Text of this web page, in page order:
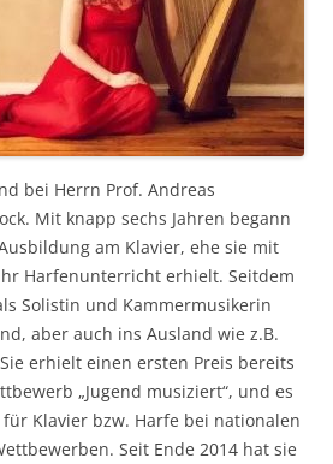
bei Herrn Prof. Andreas
Mit knapp sechs Jahren begann
am Klavier, ehe sie mit
Harfenunterricht erhielt. Seitdem
Solistin und Kammermusikerin
aber auch ins Ausland wie z.B.
erhielt einen ersten Preis bereits
„Jugend musiziert“, und es
Klavier bzw. Harfe bei nationalen
Seit Ende 2014 hat sie